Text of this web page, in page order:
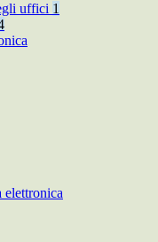
uffici 1
elettronica